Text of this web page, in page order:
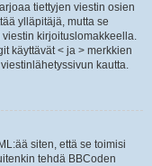
tiettyjen viestin osien
ylläpitäjä, mutta se
kirjoituslomakkeella.
käyttävät < ja > merkkien
kautta.
siten, että se toimisi
tehdä BBCoden